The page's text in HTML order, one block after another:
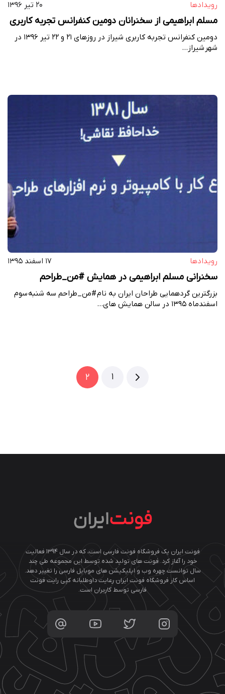
رویداد‌ها ۲۰ تیر ۱۳۹۶
مسلم ابراهیمی از سخنرانان دومین کنفرانس تجربه کاربری
دومین کنفرانس تجربه کاربری شیراز در روزهای ۲۱ و ۲۲ تیر ۱۳۹۶ در
شهر شیراز…
رویداد‌ها ۱۷ اسفند ۱۳۹۵
سخنرانی مسلم ابراهیمی در همایش #من_طراحم
بزرگترین گردهمایی طراحان ایران به نام #من_طراحم سه شنبه سوم
اسفندماه 1395 در سالن همایش های…
1
2
فونت ایران یک فروشگاه فونت فارسی است، که در سال ۱۳۹۴ فعالیت
خود را آغاز کرد. فونت های تولید شده توسط این مجموعه طی چند
سال توانست چهره وب و اپلیکیشن های موبایل فارسی را تغییر دهد.
اساس کار فروشگاه فونت ایران رعایت داوطلبانه کپی رایت فونت
فارسی توسط کاربران است.